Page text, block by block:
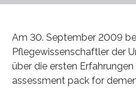
Am 30. September 2009
Pflegewissenschaftler der
über die ersten
assessment pack for